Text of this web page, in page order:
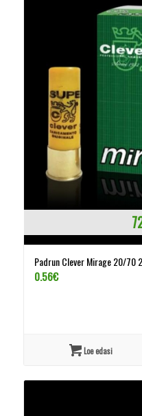
Padrun Clever Mirage 20/70
0.56€
Loe edasi